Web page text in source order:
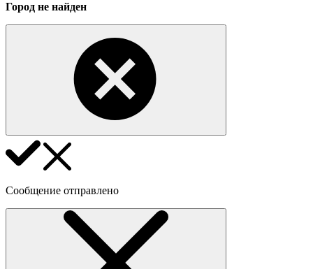
Город не найден
Сообщение отправлено